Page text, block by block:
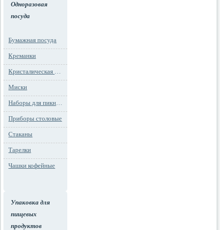
Одноразовая
посуда
Бумажная посуда
Креманки
Кристалическая посуда
Миски
Наборы для пикника
Приборы столовые
Стаканы
Тарелки
Чашки кофейные
Упаковка для
пищевых
продуктов